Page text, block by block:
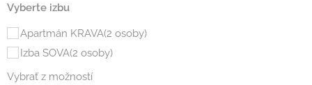
Vyberte izbu
Apartmán KRAVA(2 osoby)
Izba SOVA(2 osoby)
Vybrať z možností